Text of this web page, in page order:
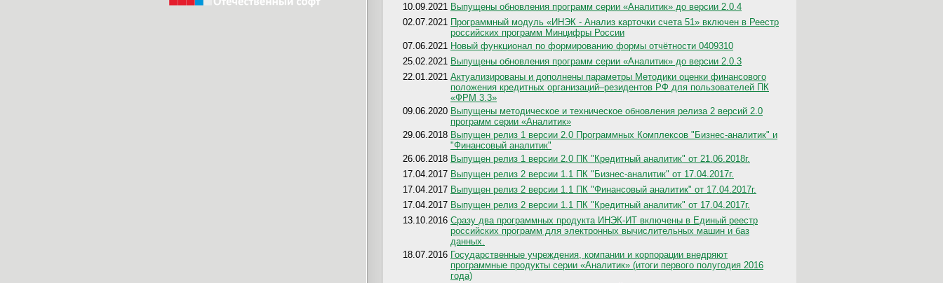
10.09.2021 Выпущены обновления программ серии «Аналитик» до версии 2.0.4
02.07.2021 Программный модуль «ИНЭК - Анализ карточки счета 51» включен в Реестр
российских программ Минцифры России
07.06.2021 Новый функционал по формированию формы отчётности 0409310
25.02.2021 Выпущены обновления программ серии «Аналитик» до версии 2.0.3
22.01.2021 Актуализированы и дополнены параметры Методики оценки финансового
положения кредитных организаций–резидентов РФ для пользователей ПК
«ФРМ 3.3»
09.06.2020 Выпущены методическое и техническое обновления релиза 2 версий 2.0
программ серии «Аналитик»
29.06.2018 Выпущен релиз 1 версии 2.0 Программных Комплексов "Бизнес-аналитик" и
"Финансовый аналитик"
26.06.2018 Выпущен релиз 1 версии 2.0 ПК "Кредитный аналитик" от 21.06.2018г.
17.04.2017 Выпущен релиз 2 версии 1.1 ПК "Бизнес-аналитик" от 17.04.2017г.
17.04.2017 Выпущен релиз 2 версии 1.1 ПК "Финансовый аналитик" от 17.04.2017г.
17.04.2017 Выпущен релиз 2 версии 1.1 ПК "Кредитный аналитик" от 17.04.2017г.
13.10.2016 Сразу два программных продукта ИНЭК-ИТ включены в Единый реестр
российских программ для электронных вычислительных машин и баз
данных.
18.07.2016 Государственные учреждения, компании и корпорации внедряют
программные продукты серии «Аналитик» (итоги первого полугодия 2016
года)